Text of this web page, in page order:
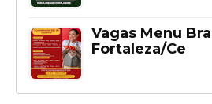
Vagas Menu
Fortaleza/Ce